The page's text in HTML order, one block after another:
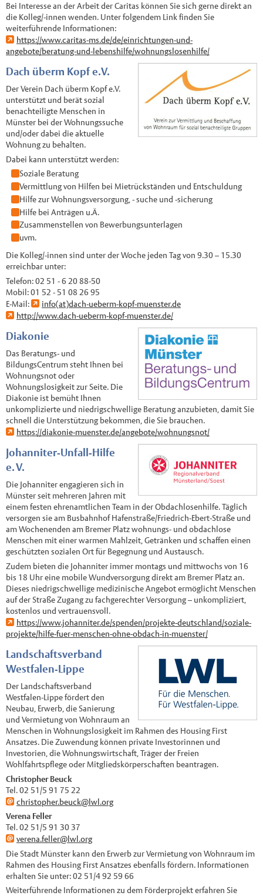
Bei Interesse an der Arbeit der Caritas können Sie sich gerne direkt an
die Kolleg/-innen wenden. Unter folgendem Link finden Sie
weiterführende Informationen:
https://www.caritas-ms.de/de/einrichtungen-und-
angebote/beratung-und-lebenshilfe/wohnungslosenhilfe/
Dach überm Kopf e.V.
Der Verein Dach überm Kopf e.V.
unterstützt und berät sozial
benachteiligte Menschen in
Münster bei der Wohnungssuche
und/oder dabei die aktuelle
Wohnung zu behalten.
Dabei kann unterstützt werden:
Soziale Beratung
Vermittlung von Hilfen bei Mietrückständen und Entschuldung
Hilfe zur Wohnungsversorgung, - suche und -sicherung
Hilfe bei Anträgen u.Ä.
Zusammenstellen von Bewerbungsunterlagen
uvm.
Die Kolleg/-innen sind unter der Woche jeden Tag von 9.30 – 15.30
erreichbar unter:
Telefon: 02 51 - 6 20 88-50
Mobil: 01 52 - 51 08 26 95
E-Mail:
info(at)dach-ueberm-kopf-muenster.de
http://www.dach-ueberm-kopf-muenster.de/
Diakonie
Das Beratungs- und
BildungsCentrum steht Ihnen bei
Wohnungsnot oder
Wohnungslosigkeit zur Seite. Die
Diakonie ist bemüht Ihnen
unkomplizierte und niedrigschwellige Beratung anzubieten, damit Sie
schnell die Unterstützung bekommen, die Sie brauchen.
https://diakonie-muenster.de/angebote/wohnungsnot/
Johanniter-Unfall-Hilfe
e. V.
Die Johanniter engagieren sich in
Münster seit mehreren Jahren mit
einem festen ehrenamtlichen Team in der Obdachlosenhilfe. Täglich
versorgen sie am Busbahnhof Hafenstraße/Friedrich-Ebert-Straße und
am Wochenenden am Bremer Platz wohnungs- und obdachlose
Menschen mit einer warmen Mahlzeit, Getränken und schaffen einen
geschützten sozialen Ort für Begegnung und Austausch.
Zudem bieten die Johanniter immer montags und mittwochs von 16
bis 18 Uhr eine mobile Wundversorgung direkt am Bremer Platz an.
Dieses niedrigschwellige medizinische Angebot ermöglicht Menschen
auf der Straße Zugang zu fachgerechter Versorgung – unkompliziert,
kostenlos und vertrauensvoll.
https://www.johanniter.de/spenden/projekte-deutschland/soziale-
projekte/hilfe-fuer-menschen-ohne-obdach-in-muenster/
Landschaftsverband
Westfalen-Lippe
Der Landschaftsverband
Westfalen-Lippe fördert den
Neubau, Erwerb, die Sanierung
und Vermietung von Wohnraum an
Menschen in Wohnungslosigkeit im Rahmen des Housing First
Ansatzes. Die Zuwendung können private Investorinnen und
Investorien, die Wohnungswirtschaft, Träger der Freien
Wohlfahrtspflege oder Mitgliedskörperschaften beantragen.
Christopher Beuck
Tel. 02 51/5 91 75 22
christopher.beuck@lwl.org
Verena Feller
Tel. 02 51/5 91 30 37
verena.feller@lwl.org
Die Stadt Münster kann den Erwerb zur Vermietung von Wohnraum im
Rahmen des Housing First Ansatzes ebenfalls fördern. Informationen
erhalten Sie unter: 02 51/4 92 59 66
Weiterführende Informationen zu dem Förderprojekt erfahren Sie